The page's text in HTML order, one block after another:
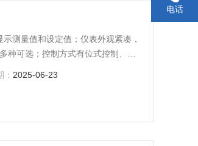
测量值和设定值；仪表外观紧凑，
种可选；控制方式有位式控制、
2025-06-23
电话